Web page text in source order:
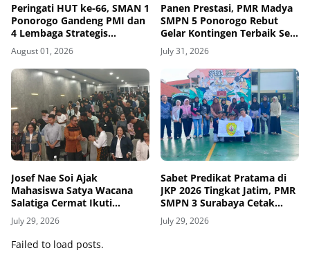
Peringati HUT ke-66, SMAN 1
Ponorogo Gandeng PMI dan
4 Lembaga Strategis
Tegakkan Sekolah
Berintegritas, Sesmenko
Dorong Sinergi Alumni
Nasional
August 01, 2026
Panen Prestasi, PMR Madya
SMPN 5 Ponorogo Rebut
Gelar Kontingen Terbaik Se-
Jawa Timur
July 31, 2026
Josef Nae Soi Ajak
Mahasiswa Satya Wacana
Salatiga Cermat Ikuti
Dinamika Geopolitik Global
July 29, 2026
Sabet Predikat Pratama di
JKP 2026 Tingkat Jatim, PMR
SMPN 3 Surabaya Cetak
Sejarah Baru
July 29, 2026
Failed to load posts.